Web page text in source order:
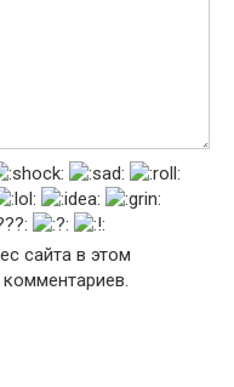
сайта в этом